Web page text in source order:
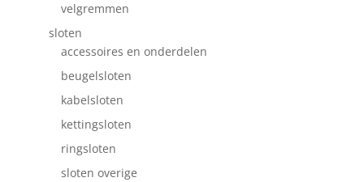
velgremmen
sloten
accessoires en onderdelen
beugelsloten
kabelsloten
kettingsloten
ringsloten
sloten overige